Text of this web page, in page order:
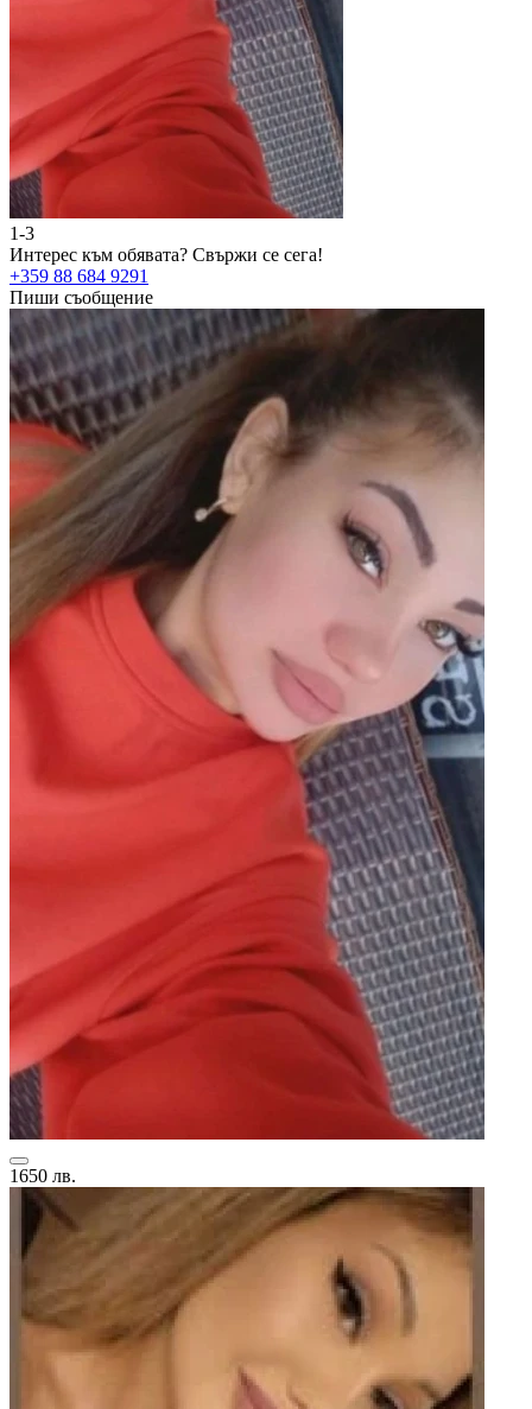
1-3
Интерес към обявата? Свържи се сега!
+359 88 684 9291
Пиши съобщение
1650 лв.